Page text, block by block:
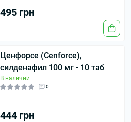
495 грн
Ценфорсе (Cenforce),
силденафил 100 мг - 10 таб
В наличии
0
444 грн